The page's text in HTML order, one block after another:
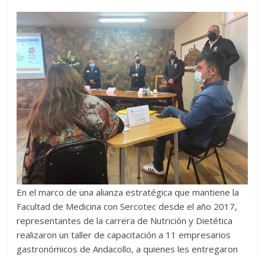
En el marco de una alianza estratégica que mantiene la
Facultad de Medicina con Sercotec desde el año 2017,
representantes de la carrera de Nutrición y Dietética
realizaron un taller de capacitación a 11 empresarios
gastronómicos de Andacollo, a quienes les entregaron